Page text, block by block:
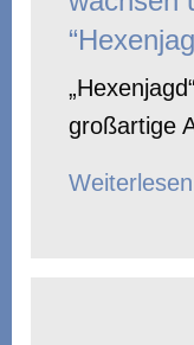
großartige
Weiterlesen